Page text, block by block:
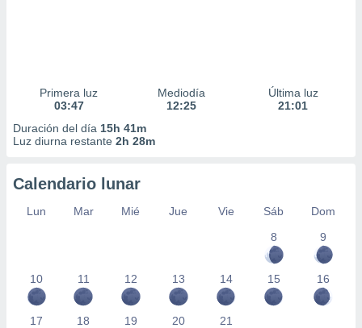
Primera luz
03:47
Mediodía
12:25
Última luz
21:01
Duración del día 15h 41m
Luz diurna restante 2h 28m
Calendario lunar
Lun Mar Mié Jue Vie Sáb
Dom
8
9
10 11 12 13 14 15 16
17 18 19 20 21